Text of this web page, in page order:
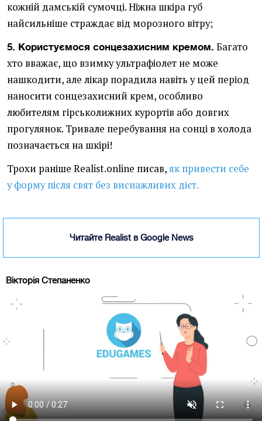
кожній дамській сумочці. Ніжна шкіра губ
найсильніше страждає від морозного вітру;
5. Користуємося сонцезахисним кремом. Багато
хто вважає, що взимку ультрафіолет не може
нашкодити, але лікар порадила навіть у цей період
наносити сонцезахисний крем, особливо
любителям гірськолижних курортів або довгих
прогулянок. Тривале перебування на сонці в холода
позначається на шкірі!
Трохи раніше Realist.online писав,як привести себе
у форму після свят без виснажливих дієт.
Читайте Realist в Google News
Вікторія Степаненко